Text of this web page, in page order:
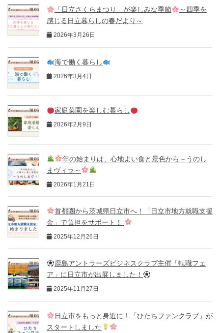
「日立さくらまつり」が楽しみな季節
～四季を
感じる日立暮らしの春だより～
2026年3月26日
海で働く暮らし
2026年3月4日
家庭菜園を楽しむ暮らし
2026年2月9日
年の始まりは、心地よい食と景色から～うのし
まヴィラ～
2026年1月21日
首都圏から茨城県日立市へ！「日立市地方就職支援
金」で負担をサポート！
2025年12月26日
鹿島アントラーズビジネスクラブ主催「転職フェ
ア」に日立市が出展しました！
2025年11月27日
日立市をもっと身近に！「ひたちファンクラブ」が
スタートしました